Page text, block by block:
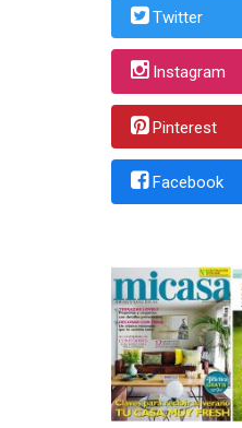
Twitter
Instagram
Pinterest
Facebook